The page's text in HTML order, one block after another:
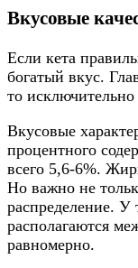
Вкусовые
Если кета
богатый вкус.
то
Вкусовые
процентного
всего 5,6-6%.
Но важно не
распределение. У
располагаются
равномерно.